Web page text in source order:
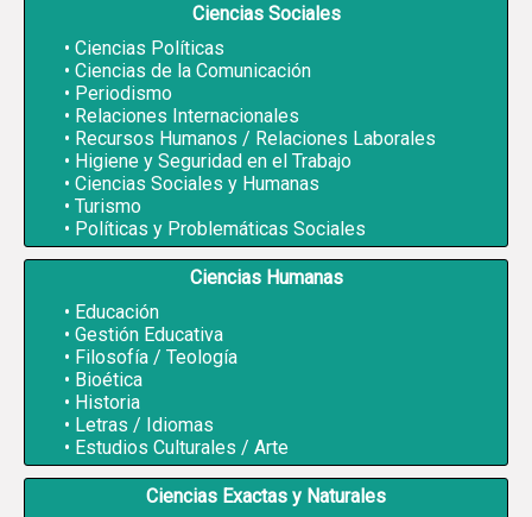
Ciencias Sociales
Ciencias Políticas
Ciencias de la Comunicación
Periodismo
Relaciones Internacionales
Recursos Humanos / Relaciones Laborales
Higiene y Seguridad en el Trabajo
Ciencias Sociales y Humanas
Turismo
Políticas y Problemáticas Sociales
Ciencias Humanas
Educación
Gestión Educativa
Filosofía / Teología
Bioética
Historia
Letras / Idiomas
Estudios Culturales / Arte
Ciencias Exactas y Naturales